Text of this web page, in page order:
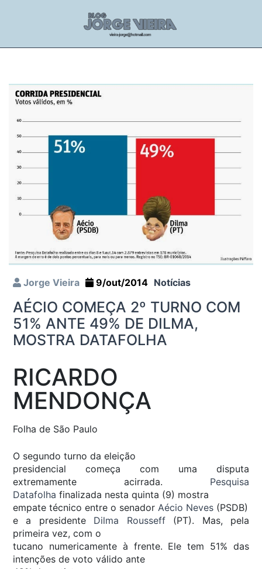
Jorge Vieira 9/out/2014 Notícias
AÉCIO COMEÇA 2º TURNO COM
51% ANTE 49% DE DILMA,
MOSTRA DATAFOLHA
RICARDO
MENDONÇA
Folha de São Paulo
O segundo turno da eleição
presidencial começa com uma disputa
extremamente acirrada. Pesquisa
Datafolha finalizada nesta quinta (9) mostra
empate técnico entre o senador Aécio Neves (PSDB)
e a presidente Dilma Rousseff(PT). Mas, pela
primeira vez, com o
tucano numericamente à frente. Ele tem 51% das
intenções de voto válido ante